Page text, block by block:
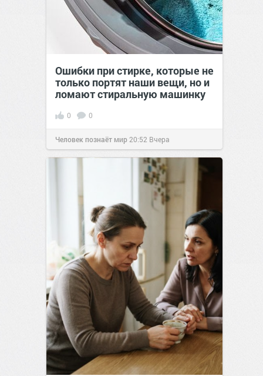
Ошибки при стирке, которые не
только портят наши вещи, но и
ломают стиральную машинку
0 0
Человек познаёт мир 20:52 Вчера